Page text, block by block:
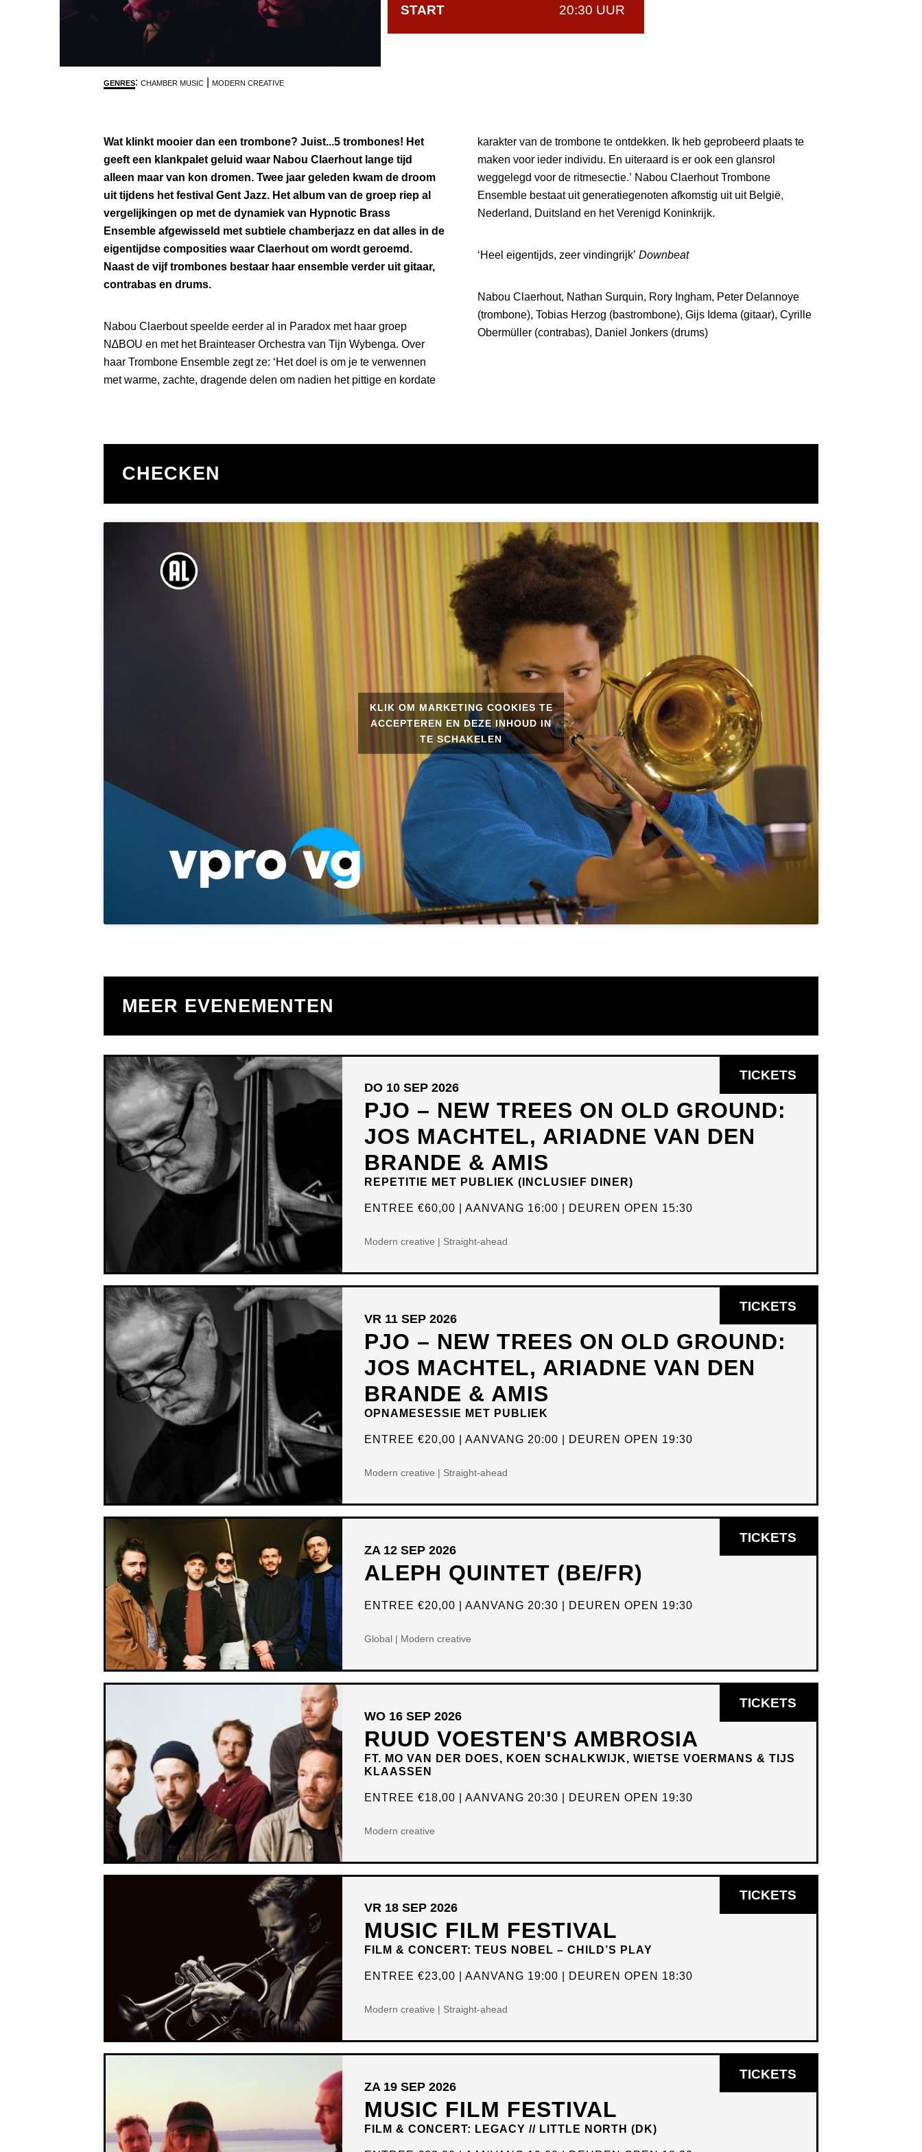
START
20:30 UUR
GENRES: CHAMBER MUSIC MODERN CREATIVE
Wat klinkt mooier dan een trombone? Juist...5 trombones! Het
geeft een klankpalet geluid waar Nabou Claerhout lange tijd
alleen maar van kon dromen. Twee jaar geleden kwam de droom
uit tijdens het festival Gent Jazz. Het album van de groep riep al
vergelijkingen op met de dynamiek van Hypnotic Brass
Ensemble afgewisseld met subtiele chamberjazz en dat alles in de
eigentijdse composities waar Claerhout om wordt geroemd.
Naast de vijf trombones bestaar haar ensemble verder uit gitaar,
contrabas en drums.
Nabou Claerbout speelde eerder al in Paradox met haar groep
N∆BOU en met het Brainteaser Orchestra van Tijn Wybenga. Over
haar Trombone Ensemble zegt ze: ‘Het doel is om je te verwennen
met warme, zachte, dragende delen om nadien het pittige en kordate
karakter van de trombone te ontdekken. Ik heb geprobeerd plaats te
maken voor ieder individu. En uiteraard is er ook een glansrol
weggelegd voor de ritmesectie.’ Nabou Claerhout Trombone
Ensemble bestaat uit generatiegenoten afkomstig uit uit België,
Nederland, Duitsland en het Verenigd Koninkrijk.
‘Heel eigentijds, zeer vindingrijk’ Downbeat
Nabou Claerhout, Nathan Surquin, Rory Ingham, Peter Delannoye
(trombone), Tobias Herzog (bastrombone), Gijs Idema (gitaar), Cyrille
Obermüller (contrabas), Daniel Jonkers (drums)
CHECKEN
KLIK OM MARKETING COOKIES TE
ACCEPTEREN EN DEZE INHOUD IN
TE SCHAKELEN
MEER EVENEMENTEN
PJO – NEW TREES ON OLD GROUND:
JOS MACHTEL, ARIADNE VAN DEN
BRANDE & AMIS
REPETITIE MET PUBLIEK (INCLUSIEF DINER)
DO 10 SEP 2026
ENTREE€60,00 AANVANG 16:00 DEUREN OPEN 15:30
Modern creative | Straight-ahead
TICKETS
IN
PJO – NEW TREES ON OLD GROUND:
JOS MACHTEL, ARIADNE VAN DEN
BRANDE & AMIS
OPNAMESESSIE MET PUBLIEK
VR 11 SEP 2026
ENTREE€20,00 AANVANG 20:00 DEUREN OPEN 19:30
Modern creative | Straight-ahead
TICKETS
IN
ALEPH QUINTET (BE/FR)
ZA 12 SEP 2026
ENTREE€20,00 AANVANG 20:30 DEUREN OPEN 19:30
Global | Modern creative
TICKETS
IN
RUUD VOESTEN'S AMBROSIA
FT. MO VAN DER DOES, KOEN SCHALKWIJK, WIETSE VOERMANS & TIJS
KLAASSEN
WO 16 SEP 2026
ENTREE€18,00 AANVANG 20:30 DEUREN OPEN 19:30
Modern creative
TICKETS
IN
MUSIC FILM FESTIVAL
FILM & CONCERT: TEUS NOBEL – CHILD’S PLAY
VR 18 SEP 2026
ENTREE€23,00 AANVANG 19:00 DEUREN OPEN 18:30
Modern creative | Straight-ahead
TICKETS
IN
MUSIC FILM FESTIVAL
FILM & CONCERT: LEGACY // LITTLE NORTH (DK)
ZA 19 SEP 2026
TICKETS
IN